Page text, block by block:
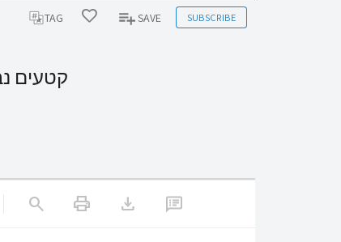
TAG SAVE SUBSCRIBE
קטעים
search print download